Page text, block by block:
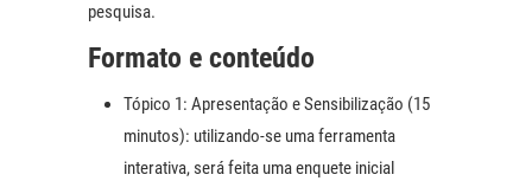
pesquisa.
Formato e conteúdo
Tópico 1: Apresentação e Sensibilização (15
minutos): utilizando-se uma ferramenta
interativa, será feita uma enquete inicial